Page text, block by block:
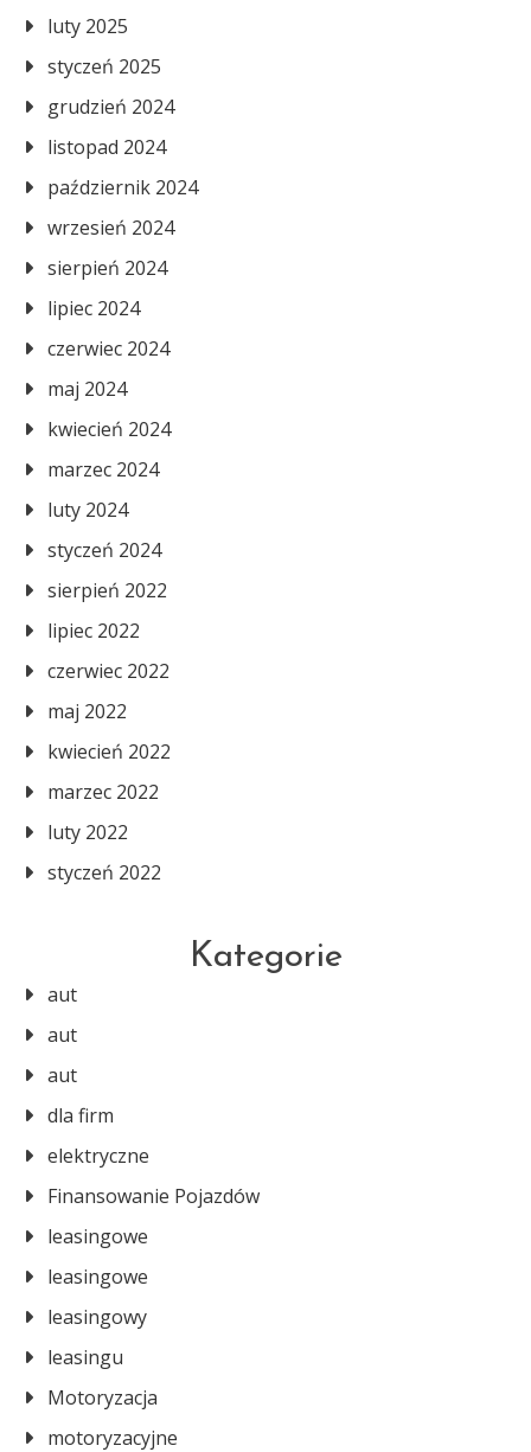
luty 2025
styczeń 2025
grudzień 2024
listopad 2024
październik 2024
wrzesień 2024
sierpień 2024
lipiec 2024
czerwiec 2024
maj 2024
kwiecień 2024
marzec 2024
luty 2024
styczeń 2024
sierpień 2022
lipiec 2022
czerwiec 2022
maj 2022
kwiecień 2022
marzec 2022
luty 2022
styczeń 2022
Kategorie
aut
aut
aut
dla firm
elektryczne
Finansowanie Pojazdów
leasingowe
leasingowe
leasingowy
leasingu
Motoryzacja
motoryzacyjne